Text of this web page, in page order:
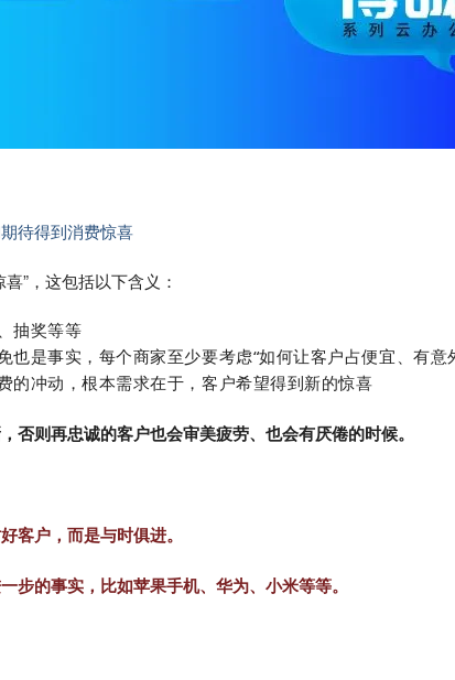
待得到消费惊喜
”，这包括以下含义：
抽奖等等
是事实，每个商家至少要考虑“如何让客户占便宜、有意
的冲动，根本需求在于，客户希望得到新的惊喜
则再忠诚的客户也会审美疲劳、也会有厌倦的时候。
客户，而是与时俱进。
步的事实，比如苹果手机、华为、小米等等。